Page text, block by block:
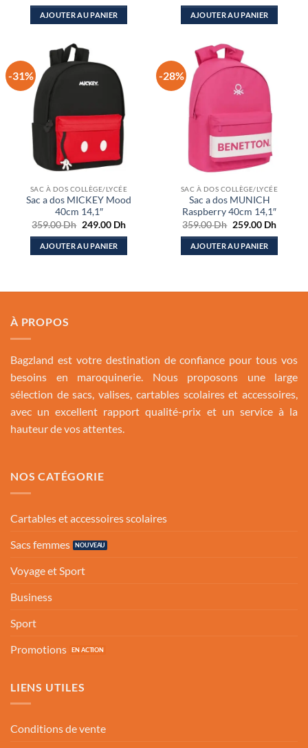
initial
était :
actuel
AJOUTER AU PANIER
initial
était :
actuel
AJOUTER AU PANIER
-31%
SAC À DOS COLLÈGE/LYCÉE
Sac a dos MICKEY Mood
40cm 14,1″
359.00Dh Le
initial
était :
249.00 DhLe
actuel
AJOUTER AU PANIER
-28%
SAC À DOS COLLÈGE/LYCÉE
Sac a dos MUNICH
Raspberry 40cm 14,1″
359.00Dh Le
initial
était :
259.00 DhLe
actuel
AJOUTER AU PANIER
À PROPOS
Bagzland est votre destination de confiance pour tous vos
besoins en maroquinerie. Nous proposons une large
sélection de sacs, valises, cartables scolaires et accessoires,
avec un excellent rapport qualité-prix et un service à la
hauteur de vos attentes.
NOS CATÉGORIE
Cartables et accessoires scolaires
Sacs femmes
Voyage et Sport
Business
Sport
Promotions
LIENS UTILES
Conditions de vente